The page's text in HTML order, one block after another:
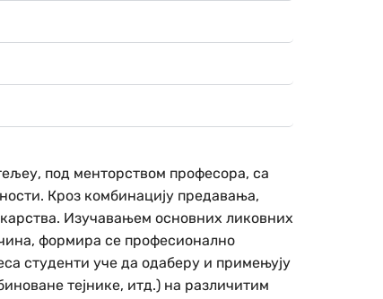
под менторством професора, са
Кроз комбинацију предавања,
Изучавањем основних ликовних
формира се професионално
студенти уче да одаберу и примењују
тејнике, итд.) на различитим